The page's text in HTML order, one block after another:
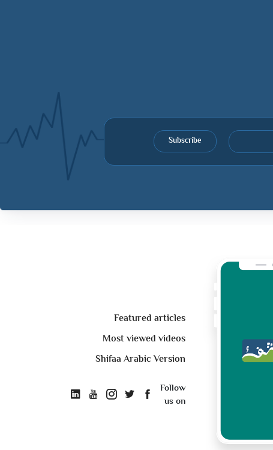
Subscribe
Featured articles
Most viewed videos
Shifaa Arabic Version
Follow
us on